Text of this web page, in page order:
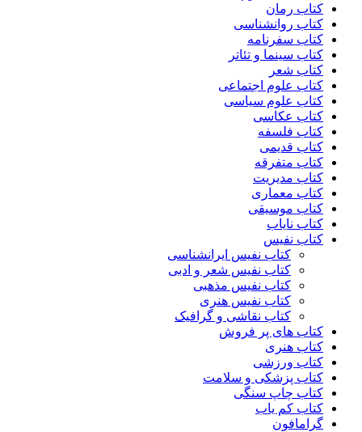
کتاب رمان
کتاب روانشناسی
کتاب سفرنامه
کتاب سینما و تئاتر
کتاب شعر
کتاب علوم اجتماعی
کتاب علوم سیاسی
کتاب عکاسی
کتاب فلسفه
کتاب قدیمی
کتاب متفرقه
کتاب مدیریت
کتاب معماری
کتاب موسیقی
کتاب نایاب
کتاب نفیس
کتاب نفیس ایرانشناسی
کتاب نفیس شعر و ادبی
کتاب نفیس مذهبی
کتاب نفیس هنری
کتاب نقاشی و گرافیک
کتاب های پر فروش
کتاب هنری
کتاب ورزشی
کتاب پزشکی و سلامت
کتاب چاپ سنگی
کتاب کم یاب
گرامافون